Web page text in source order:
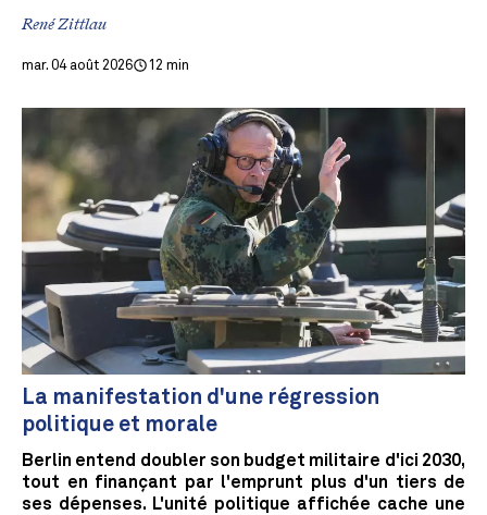
René Zittlau
mar. 04 août 2026 12 min
La manifestation d'une régression
politique et morale
Berlin entend doubler son budget militaire d'ici 2030,
tout en finançant par l'emprunt plus d'un tiers de
ses dépenses. L'unité politique affichée cache une